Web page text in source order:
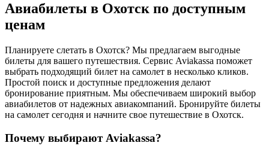
Авиабилеты в Охотск по доступным
ценам
Планируете слетать в Охотск? Мы предлагаем выгодные
билеты для вашего путешествия. Сервис Aviakassa поможет
выбрать подходящий билет на самолет в несколько кликов.
Простой поиск и доступные предложения делают
бронирование приятным. Мы обеспечиваем широкий выбор
авиабилетов от надежных авиакомпаний. Бронируйте билеты
на самолет сегодня и начните свое путешествие в Охотск.
Почему выбирают Aviakassa?